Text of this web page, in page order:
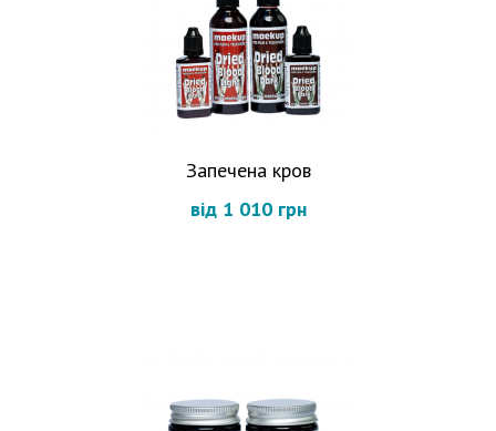
Запечена кров
від 1 010 грн